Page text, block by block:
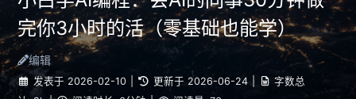
完你3小时的活（零基础也能学）
编辑
发表于 2026-02-10 更新于 2026-06-24
字数总